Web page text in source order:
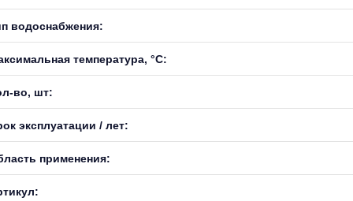
водоснабжения:
температура, °С:
во, шт:
эксплуатации / лет:
применения: